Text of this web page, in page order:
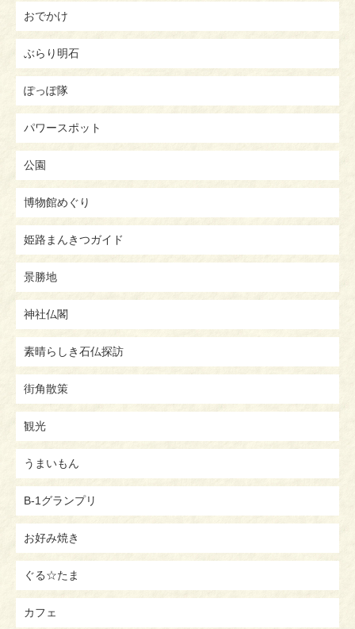
おでかけ
ぶらり明石
ぽっぽ隊
パワースポット
公園
博物館めぐり
姫路まんきつガイド
景勝地
神社仏閣
素晴らしき石仏探訪
街角散策
観光
うまいもん
B-1グランプリ
お好み焼き
ぐる☆たま
カフェ